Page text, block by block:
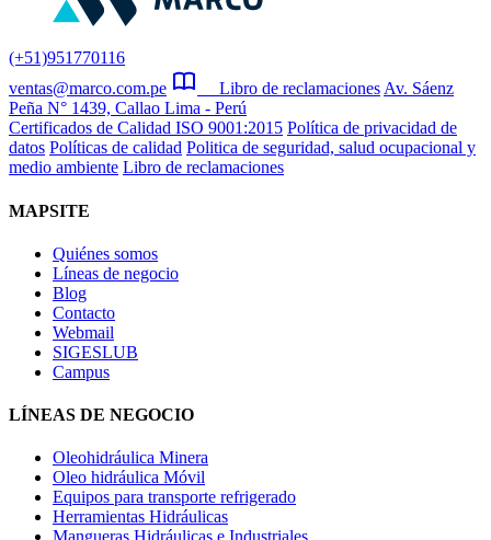
(+51)951770116
ventas@marco.com.pe
Libro de reclamaciones Av. Sáenz
Peña N° 1439, Callao Lima - Perú
Certificados de Calidad ISO 9001:2015 Política de privacidad de
datos Políticas de calidad Politica de seguridad, salud ocupacional y
medio ambiente Libro de reclamaciones
MAPSITE
Quiénes somos
Líneas de negocio
Blog
Contacto
Webmail
SIGESLUB
Campus
LÍNEAS DE NEGOCIO
Oleohidráulica Minera
Oleo hidráulica Móvil
Equipos para transporte refrigerado
Herramientas Hidráulicas